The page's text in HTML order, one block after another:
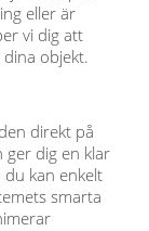
eller är
vi dig att
objekt.
direkt på
ger dig en klar
kan enkelt
smarta